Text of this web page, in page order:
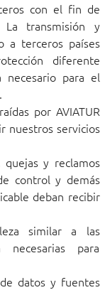
con el fin de
La transmisión y
a terceros países
diferente
necesario para el
por AVIATUR
nuestros servicios
quejas y reclamos
control y demás
deban recibir
similar a las
para
datos y fuentes